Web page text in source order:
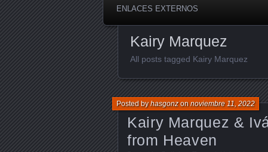
ENLACES EXTERNOS
Kairy Marquez
All posts tagged Kairy Marquez
Kairy Marquez &
from Heaven
Posted byhasgonzonnoviembre 11, 2022